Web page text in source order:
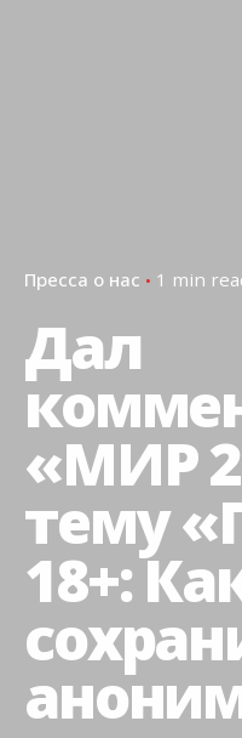
Пресса о нас 1 min
Дал
«МИР
тему
18+: